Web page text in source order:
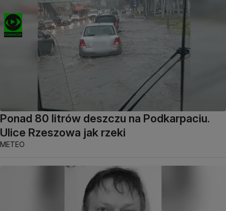
Ponad 80 litrów deszczu na Podkarpaciu.
Ulice Rzeszowa jak rzeki
METEO